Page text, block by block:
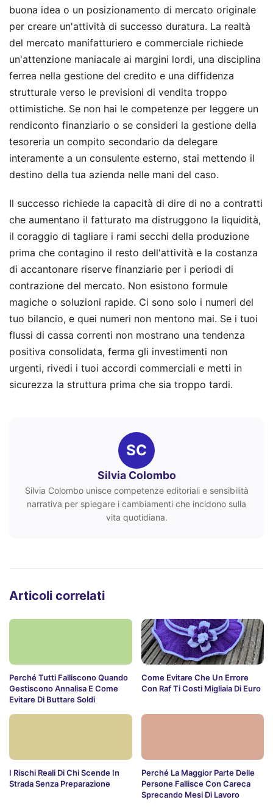
buona idea o un posizionamento di mercato originale
per creare un'attività di successo duratura. La realtà
del mercato manifatturiero e commerciale richiede
un'attenzione maniacale ai margini lordi, una disciplina
ferrea nella gestione del credito e una diffidenza
strutturale verso le previsioni di vendita troppo
ottimistiche. Se non hai le competenze per leggere un
rendiconto finanziario o se consideri la gestione della
tesoreria un compito secondario da delegare
interamente a un consulente esterno, stai mettendo il
destino della tua azienda nelle mani del caso.
Il successo richiede la capacità di dire di no a contratti
che aumentano il fatturato ma distruggono la liquidità,
il coraggio di tagliare i rami secchi della produzione
prima che contagino il resto dell'attività e la costanza
di accantonare riserve finanziarie per i periodi di
contrazione del mercato. Non esistono formule
magiche o soluzioni rapide. Ci sono solo i numeri del
tuo bilancio, e quei numeri non mentono mai. Se i tuoi
flussi di cassa correnti non mostrano una tendenza
positiva consolidata, ferma gli investimenti non
urgenti, rivedi i tuoi accordi commerciali e metti in
sicurezza la struttura prima che sia troppo tardi.
SC
Silvia Colombo
Silvia Colombo unisce competenze editoriali e sensibilità
narrativa per spiegare i cambiamenti che incidono sulla
vita quotidiana.
Articoli correlati
Perché Tutti Falliscono Quando
Gestiscono Annalisa E Come
Evitare Di Buttare Soldi
Come Evitare Che Un Errore
Con Raf Ti Costi Migliaia Di Euro
I Rischi Reali Di Chi Scende In
Strada Senza Preparazione
Perché La Maggior Parte Delle
Persone Fallisce Con Careca
Sprecando Mesi Di Lavoro